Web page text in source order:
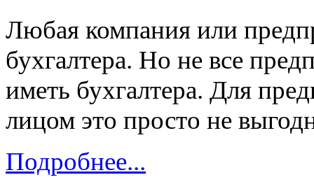
Любая компания или
бухгалтера. Но не все
иметь бухгалтера. Для
лицом это просто не
Подробнее...